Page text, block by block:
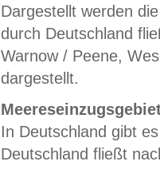
Dargestellt werden
durch Deutschland
Warnow / Peene,
dargestellt.
In Deutschland gibt
Deutschland fließt